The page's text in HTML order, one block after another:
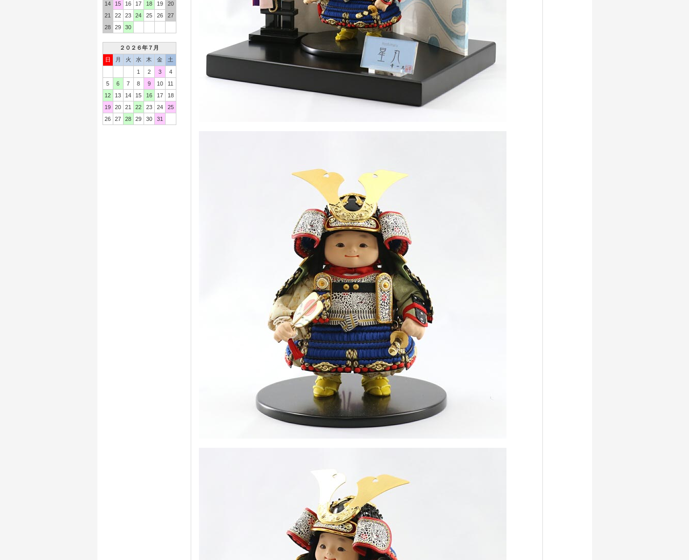
14
15 16 17 18 19
20
21
22 23 24 25 26
27
28
29 30
２０２６年７月
日
月 火 水 木 金
土
1
2 3
4
5
6 7 8 9 10
11
12
13 14 15 16 17
18
19
20 21 22 23 24
25
26
27 28 29 30 31